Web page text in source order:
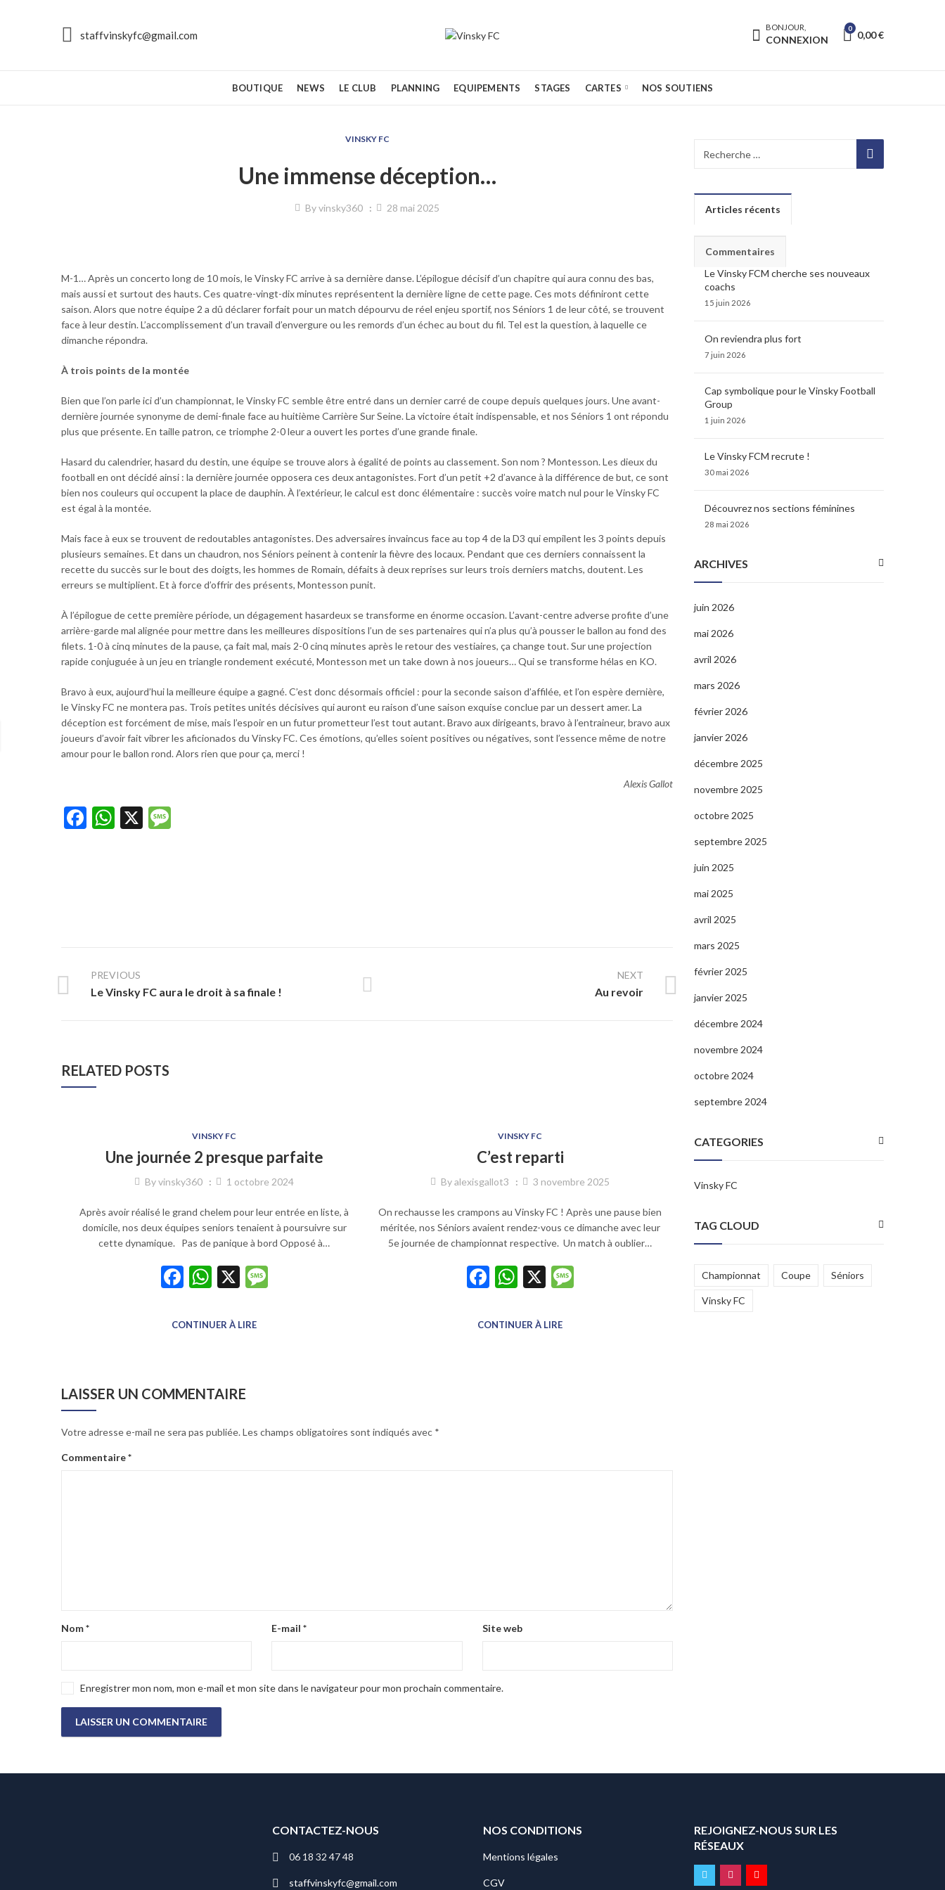
staffvinskyfc@gmail.com
BONJOUR,
CONNEXION
0
0,00€
BOUTIQUE NEWS LE CLUB PLANNING EQUIPEMENTS STAGES CARTES NOS SOUTIENS
VINSKY FC
Une immense déception…
Byvinsky360 28 mai 2025
M-1… Après un concerto long de 10 mois, le Vinsky FC arrive à sa dernière danse. L’épilogue décisif d’un chapitre qui aura connu des bas,
mais aussi et surtout des hauts. Ces quatre-vingt-dix minutes représentent la dernière ligne de cette page. Ces mots définiront cette
saison. Alors que notre équipe 2 a dû déclarer forfait pour un match dépourvu de réel enjeu sportif, nos Séniors 1 de leur côté, se trouvent
face à leur destin. L’accomplissement d’un travail d’envergure ou les remords d’un échec au bout du fil. Tel est la question, à laquelle ce
dimanche répondra.
À trois points de la montée
Bien que l’on parle ici d’un championnat, le Vinsky FC semble être entré dans un dernier carré de coupe depuis quelques jours. Une avant-
dernière journée synonyme de demi-finale face au huitième Carrière Sur Seine. La victoire était indispensable, et nos Séniors 1 ont répondu
plus que présente. En taille patron, ce triomphe 2-0 leur a ouvert les portes d’une grande finale.
Hasard du calendrier, hasard du destin, une équipe se trouve alors à égalité de points au classement. Son nom ? Montesson. Les dieux du
football en ont décidé ainsi : la dernière journée opposera ces deux antagonistes. Fort d’un petit +2 d’avance à la différence de but, ce sont
bien nos couleurs qui occupent la place de dauphin. À l’extérieur, le calcul est donc élémentaire : succès voire match nul pour le Vinsky FC
est égal à la montée.
Mais face à eux se trouvent de redoutables antagonistes. Des adversaires invaincus face au top 4 de la D3 qui empilent les 3 points depuis
plusieurs semaines. Et dans un chaudron, nos Séniors peinent à contenir la fièvre des locaux. Pendant que ces derniers connaissent la
recette du succès sur le bout des doigts, les hommes de Romain, défaits à deux reprises sur leurs trois derniers matchs, doutent. Les
erreurs se multiplient. Et à force d’offrir des présents, Montesson punit.
À l’épilogue de cette première période, un dégagement hasardeux se transforme en énorme occasion. L’avant-centre adverse profite d’une
arrière-garde mal alignée pour mettre dans les meilleures dispositions l’un de ses partenaires qui n’a plus qu’à pousser le ballon au fond des
filets. 1-0 à cinq minutes de la pause, ça fait mal, mais 2-0 cinq minutes après le retour des vestiaires, ça change tout. Sur une projection
rapide conjuguée à un jeu en triangle rondement exécuté, Montesson met un take down à nos joueurs… Qui se transforme hélas en KO.
Bravo à eux, aujourd’hui la meilleure équipe a gagné. C’est donc désormais officiel : pour la seconde saison d’affilée, et l’on espère dernière,
le Vinsky FC ne montera pas. Trois petites unités décisives qui auront eu raison d’une saison exquise conclue par un dessert amer. La
déception est forcément de mise, mais l’espoir en un futur prometteur l’est tout autant. Bravo aux dirigeants, bravo à l’entraineur, bravo aux
joueurs d’avoir fait vibrer les aficionados du Vinsky FC. Ces émotions, qu’elles soient positives ou négatives, sont l’essence même de notre
amour pour le ballon rond. Alors rien que pour ça, merci !
Alexis Gallot
Facebook
WhatsApp
X
PREVIOUS
Le Vinsky FC aura le droit à sa finale !
NEXT
Au revoir
RELATED POSTS
VINSKY FC
Une journée 2 presque parfaite
Byvinsky360 1 octobre 2024
Après avoir réalisé le grand chelem pour leur entrée en liste, à
domicile, nos deux équipes seniors tenaient à poursuivre sur
cette dynamique. Pas de panique à bord Opposé à…
Facebook
WhatsApp
X Message
CONTINUER À LIRE
VINSKY FC
C’est reparti
Byalexisgallot3 3 novembre 2025
On rechausse les crampons au Vinsky FC ! Après une pause bien
méritée, nos Séniors avaient rendez-vous ce dimanche avec leur
5e journée de championnat respective. Un match à oublier…
Facebook
WhatsApp
X Message
CONTINUER À LIRE
LAISSER UN COMMENTAIRE
Votre adresse e-mail ne sera pas publiée.Les champs obligatoires sont indiqués avec *
Commentaire*
Nom* E-mail* Site web
Enregistrer mon nom, mon e-mail et mon site dans le navigateur pour mon prochain commentaire.
Articles récents
Commentaires
Le Vinsky FCM cherche ses nouveaux
coachs
15 juin 2026
On reviendra plus fort
7 juin 2026
Cap symbolique pour le Vinsky Football
Group
1 juin 2026
Le Vinsky FCM recrute !
30 mai 2026
Découvrez nos sections féminines
28 mai 2026
ARCHIVES
juin 2026
mai 2026
avril 2026
mars 2026
février 2026
janvier 2026
décembre 2025
novembre 2025
octobre 2025
septembre 2025
juin 2025
mai 2025
avril 2025
mars 2025
février 2025
janvier 2025
décembre 2024
novembre 2024
octobre 2024
septembre 2024
CATEGORIES
Vinsky FC
TAG CLOUD
Championnat Coupe Séniors
Vinsky FC
CONTACTEZ-NOUS
06 18 32 47 48
staffvinskyfc@gmail.com
NOS CONDITIONS
Mentions légales
CGV
REJOIGNEZ-NOUS SUR LES
RÉSEAUX